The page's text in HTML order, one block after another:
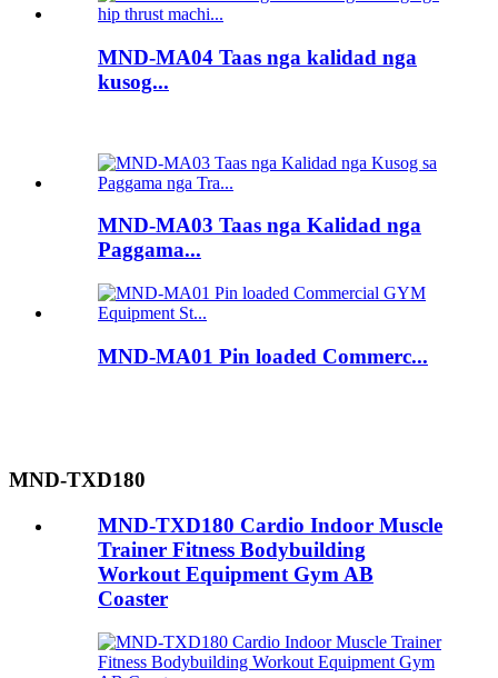
MND-MA04 Taas nga kalidad nga
kusog...
MND-MA03 Taas nga Kalidad nga
Paggama...
MND-MA01 Pin loaded Commerc...
MND-TXD180
MND-TXD180 Cardio Indoor Muscle
Trainer Fitness Bodybuilding
Workout Equipment Gym AB
Coaster